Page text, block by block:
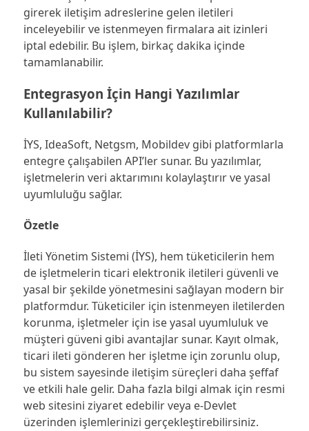
girerek iletişim adreslerine gelen iletileri
inceleyebilir ve istenmeyen firmalara ait izinleri
iptal edebilir. Bu işlem, birkaç dakika içinde
tamamlanabilir.
Entegrasyon İçin Hangi Yazılımlar
Kullanılabilir?
İYS, IdeaSoft, Netgsm, Mobildev gibi platformlarla
entegre çalışabilen API’ler sunar. Bu yazılımlar,
işletmelerin veri aktarımını kolaylaştırır ve yasal
uyumluluğu sağlar.
Özetle
İleti Yönetim Sistemi (İYS), hem tüketicilerin hem
de işletmelerin ticari elektronik iletileri güvenli ve
yasal bir şekilde yönetmesini sağlayan modern bir
platformdur. Tüketiciler için istenmeyen iletilerden
korunma, işletmeler için ise yasal uyumluluk ve
müşteri güveni gibi avantajlar sunar. Kayıt olmak,
ticari ileti gönderen her işletme için zorunlu olup,
bu sistem sayesinde iletişim süreçleri daha şeffaf
ve etkili hale gelir. Daha fazla bilgi almak için resmi
web sitesini ziyaret edebilir veya e-Devlet
üzerinden işlemlerinizi gerçekleştirebilirsiniz.